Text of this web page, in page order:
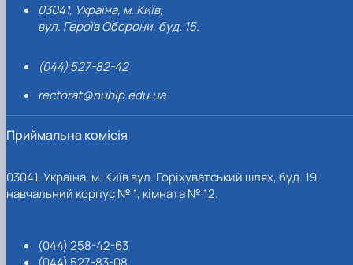
03041, Україна, м. Київ,
вул. Героїв Оборони, буд. 15.
(044) 527-82-42
rectorat@nubip.edu.ua
Приймальна комісія
03041, Україна, м. Київ вул. Горіхуватський шлях, буд. 19,
навчальний корпус № 1, кімната № 12.
(044) 258-42-63